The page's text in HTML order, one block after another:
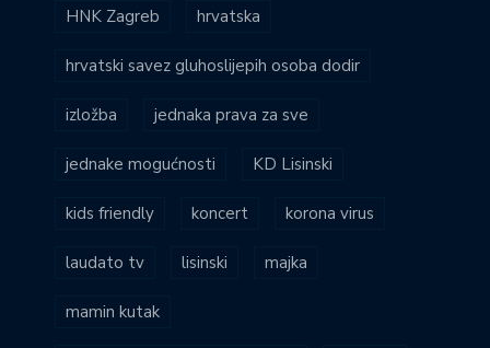
HNK Zagreb hrvatska
hrvatski savez gluhoslijepih osoba dodir
izložba jednaka prava za sve
jednake mogućnosti KD Lisinski
kids friendly koncert korona virus
laudato tv lisinski majka
mamin kutak